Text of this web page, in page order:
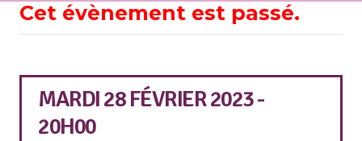
Cet évènement est passé.
MARDI 28 FÉVRIER 2023 -
20H00